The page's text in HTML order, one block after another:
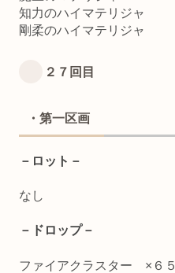
知力のハイマテリジャ
剛柔のハイマテリジャ
２７回目
・第一区画
－ロット－
なし
－ドロップ－
ファイアクラスター ×６５